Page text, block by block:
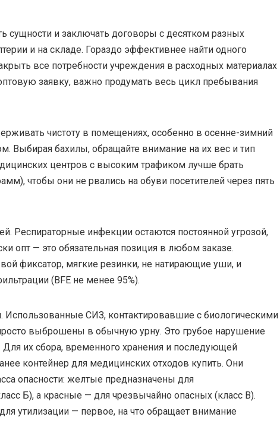
сущности и заключать договоры с десятком разных
и на складе. Гораздо эффективнее найти одного
все потребности учреждения в расходных материалах
заявку, важно продумать весь цикл пребывания
чистоту в помещениях, особенно в осенне-зимний
Выбирая бахилы, обращайте внимание на их вес и тип
центров с высоким трафиком лучше брать
чтобы они не рвались на обуви посетителей через пять
Респираторные инфекции остаются постоянной угрозой,
опт — это обязательная позиция в любом заказе.
фиксатор, мягкие резинки, не натирающие уши, и
(BFE не менее 95%).
Использованные СИЗ, контактировавшие с биологическими
выброшены в обычную урну. Это грубое нарушение
их сбора, временного хранения и последующей
контейнер для медицинских отходов купить. Они
опасности: желтые предназначены для
Б), а красные — для чрезвычайно опасных (класс В).
утилизации — первое, на что обращает внимание